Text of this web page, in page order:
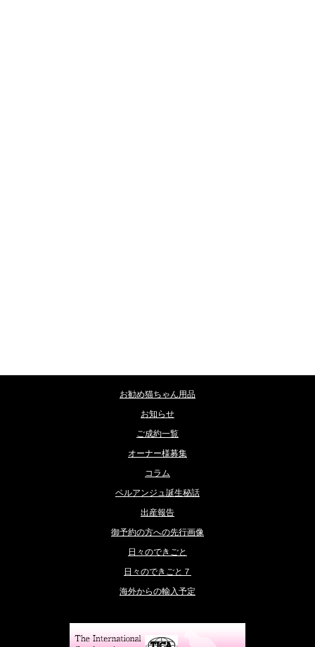
お勧め猫ちゃん用品
お知らせ
ご成約一覧
オーナー様募集
コラム
ベルアンジュ誕生秘話
出産報告
御予約の方への先行画像
日々のできごと
日々のできごと７
海外からの輸入予定